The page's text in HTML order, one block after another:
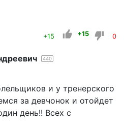
+15 +15 0
440
и у тренерского
за девчонок и отойдет
день!! Всех с